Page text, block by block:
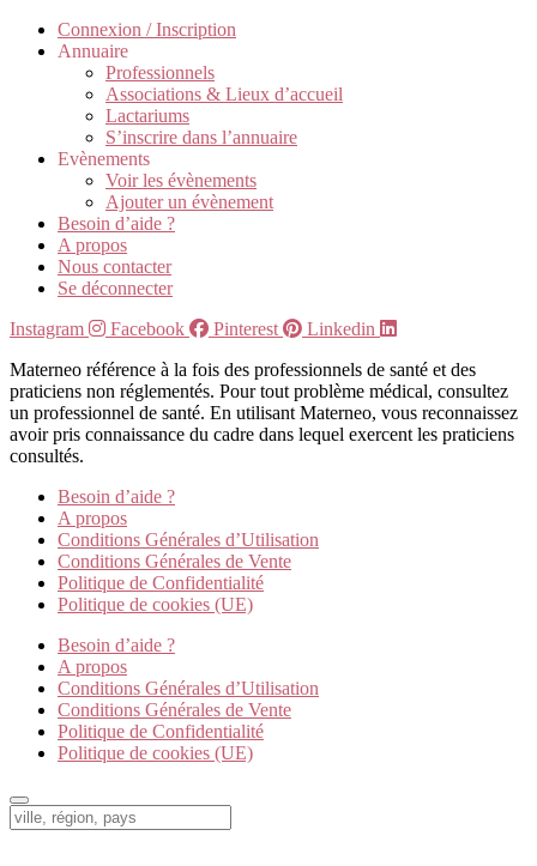
Connexion / Inscription
Annuaire
Professionnels
Associations & Lieux d’accueil
Lactariums
S’inscrire dans l’annuaire
Evènements
Voir les évènements
Ajouter un évènement
Besoin d’aide ?
A propos
Nous contacter
Se déconnecter
Instagram
Facebook Pinterest
Linkedin
Materneo référence à la fois des professionnels de santé et des
praticiens non réglementés. Pour tout problème médical, consultez
un professionnel de santé. En utilisant Materneo, vous reconnaissez
avoir pris connaissance du cadre dans lequel exercent les praticiens
consultés.
Besoin d’aide ?
A propos
Conditions Générales d’Utilisation
Conditions Générales de Vente
Politique de Confidentialité
Politique de cookies (UE)
Besoin d’aide ?
A propos
Conditions Générales d’Utilisation
Conditions Générales de Vente
Politique de Confidentialité
Politique de cookies (UE)